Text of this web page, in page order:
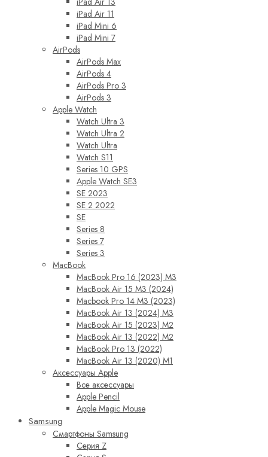
iPad Air 11
iPad Mini 6
iPad Mini 7
AirPods
AirPods Max
AirPods 4
AirPods Pro 3
AirPods 3
Apple Watch
Watch Ultra 3
Watch Ultra 2
Watch Ultra
Watch S11
Series 10 GPS
Apple Watch SE3
SE 2023
SE 2 2022
SE
Series 8
Series 7
Series 3
MacBook
MacBook Pro 16 (2023) M3
MacBook Air 15 M3 (2024)
Macbook Pro 14 M3 (2023)
MacBook Air 13 (2024) M3
MacBook Air 15 (2023) M2
MacBook Air 13 (2022) M2
MacBook Pro 13 (2022)
MacBook Air 13 (2020) M1
Аксессуары Apple
Все аксессуары
Apple Pencil
Apple Magic Mouse
Samsung
Смартфоны Samsung
Серия Z